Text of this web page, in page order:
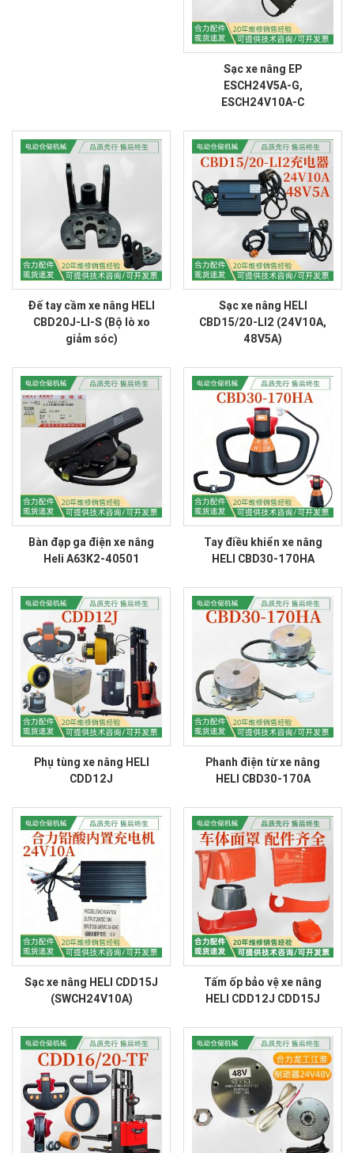
Sạc xe nâng EP
ESCH24V5A-G,
ESCH24V10A-C
Đế tay cầm xe nâng HELI
CBD20J-LI-S (Bộ lò xo
giảm sóc)
Sạc xe nâng HELI
CBD15/20-LI2 (24V10A,
48V5A)
Bàn đạp ga điện xe nâng
Heli A63K2-40501
Tay điều khiển xe nâng
HELI CBD30-170HA
Phụ tùng xe nâng HELI
CDD12J
Phanh điện từ xe nâng
HELI CBD30-170A
Sạc xe nâng HELI CDD15J
(SWCH24V10A)
Tấm ốp bảo vệ xe nâng
HELI CDD12J CDD15J